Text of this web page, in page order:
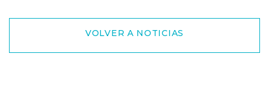
VOLVER A NOTICIAS